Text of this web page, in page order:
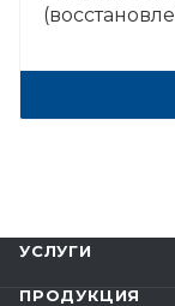
УСЛУГИ
ПРОДУКЦИЯ